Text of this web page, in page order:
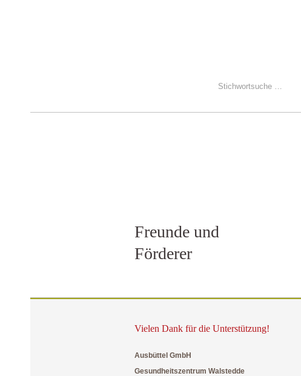
Freunde und
Förderer
Vielen Dank für die Unterstützung!
Ausbüttel GmbH
Gesundheitszentrum Walstedde